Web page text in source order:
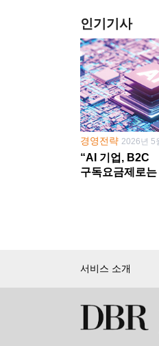
인기기사
경영전략 2026년 5
“AI 기업, B2C
구독요금제로는
회
서비스 소개